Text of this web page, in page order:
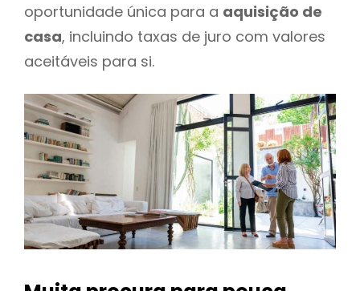
oportunidade única para a aquisição de
casa, incluindo taxas de juro com valores
aceitáveis para si.